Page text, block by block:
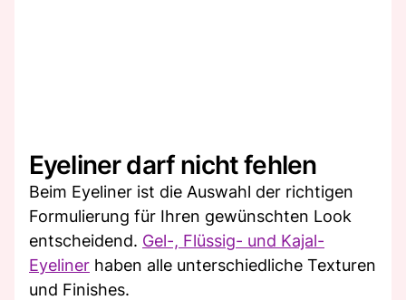
Eyeliner darf nicht fehlen
Beim Eyeliner ist die Auswahl der richtigen
Formulierung für Ihren gewünschten Look
entscheidend. Gel-, Flüssig- und Kajal-
Eyeliner haben alle unterschiedliche Texturen
und Finishes.